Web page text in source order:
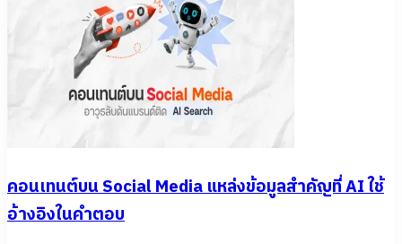
คอนเทนต์บน Social Media แหล่งข้อมูลสำคัญที่ AI ใช้
อ้างอิงในคำตอบ